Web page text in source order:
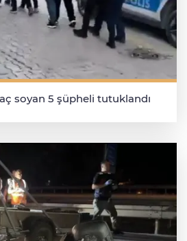
soyan 5 şüpheli tutuklandı